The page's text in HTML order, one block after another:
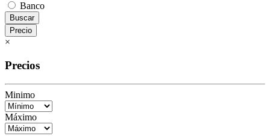
Banco
Buscar
Precio
×
Precios
Minimo
Máximo